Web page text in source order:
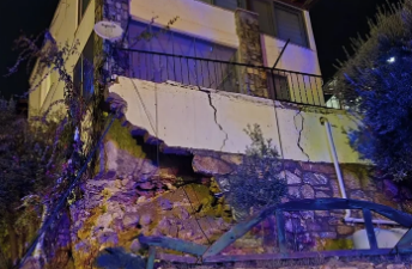
Aydın
Balıkesir
Bilecik
Bingöl
Bitlis